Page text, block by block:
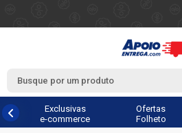
Exclusivas
e-commerce
Ofertas
Folheto